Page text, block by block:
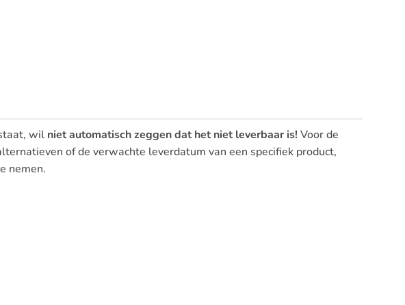
wil niet automatisch zeggen dat het niet leverbaar is! Voor de
of de verwachte leverdatum van een specifiek product,
nemen.